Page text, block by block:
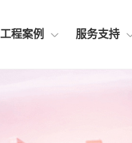
工程案例 服务支持